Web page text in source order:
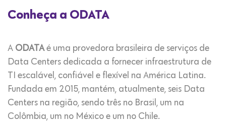
Conheça a ODATA
A ODATAé uma provedora brasileira de serviços de
Data Centers dedicada a fornecer infraestrutura de
TI escalável, confiável e flexível na América Latina.
Fundada em 2015, mantém, atualmente, seis Data
Centers na região, sendo três no Brasil, um na
Colômbia, um no México e um no Chile.